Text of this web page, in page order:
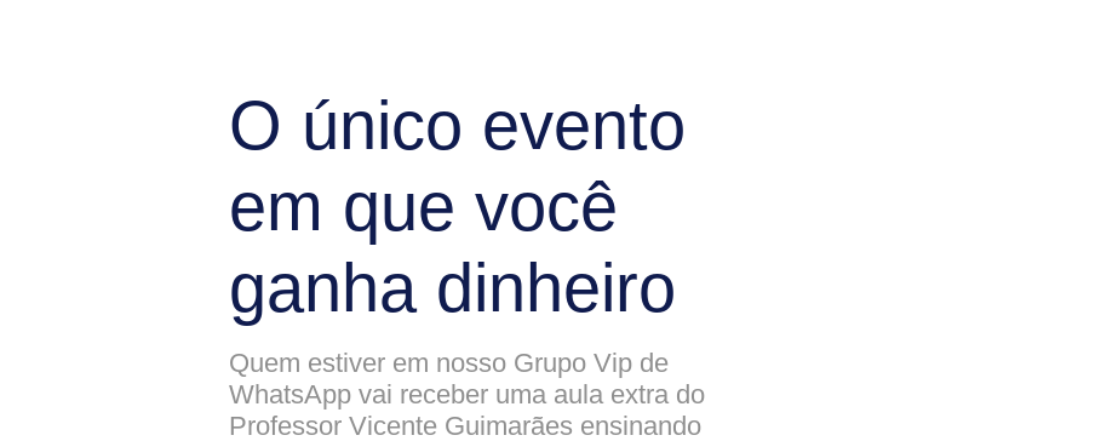
O único evento
em que você
ganha dinheiro
Quem estiver em nosso Grupo Vip de
WhatsApp vai receber uma aula extra do
Professor Vicente Guimarães ensinando